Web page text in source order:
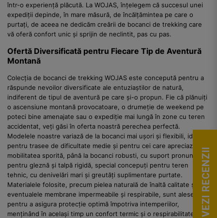
într-o experiență plăcută. La WOJAS, înțelegem că succesul unei
expediții depinde, în mare măsură, de încălțămintea pe care o
purtați, de aceea ne dedicăm creării de bocanci de trekking care
vă oferă confort unic și sprijin de neclintit, pas cu pas.
Ofertă Diversificată pentru Fiecare Tip de Aventură
Montană
Colecția de bocanci de trekking WOJAS este concepută pentru a
răspunde nevoilor diversificate ale entuziaștilor de natură,
indiferent de tipul de aventură pe care și-o propun. Fie că plănuiți
o ascensiune montană provocatoare, o drumeție de weekend pe
poteci bine amenajate sau o expediție mai lungă în zone cu teren
accidentat, veți găsi în oferta noastră perechea perfectă.
Modelele noastre variază de la bocanci mai ușori și flexibili, ideali
pentru trasee de dificultate medie și pentru cei care apreciază
mobilitatea sporită, până la bocanci robusti, cu suport pronunțat
pentru gleznă și talpă rigidă, special concepuți pentru teren
tehnic, cu denivelări mari și greutăți suplimentare purtate.
Materialele folosite, precum pielea naturală de înaltă calitate și
eventualele membrane impermeabile și respirabile, sunt alese
pentru a asigura protecție optimă împotriva intemperiilor,
menținând în același timp un confort termic și o respirabilitate
VEZI RECENZII